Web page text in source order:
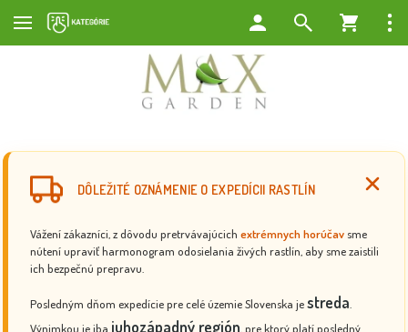
DÔLEŽITÉ OZNÁMENIE O EXPEDÍCII RASTLÍN
Vážení zákazníci, z dôvodu pretrvávajúcich extrémnych horúčav sme
nútení upraviť harmonogram odosielania živých rastlín, aby sme zaistili
ich bezpečnú prepravu.
Posledným dňom expedície pre celé územie Slovenska jestreda
Výnimkou je iba juhozápadný región , pre ktorý platí posledný